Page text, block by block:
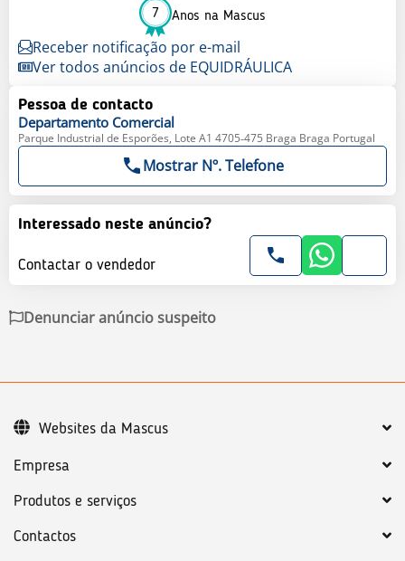
7 Anos na Mascus
Receber notificação por e-mail
Ver todos anúncios de EQUIDRÁULICA
Pessoa de contacto
Departamento Comercial
Parque Industrial de Esporões, Lote A1 4705‐475 Braga Braga Portugal
Mostrar Nº. Telefone
Interessado neste anúncio?
Contactar o vendedor
Denunciar anúncio suspeito
Empresa
Produtos e serviços
Contactos
Websites da Mascus